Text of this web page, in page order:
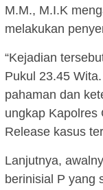
M.M., M.I.K
melakukan
“Kejadian
Pukul 23.45
pahaman dan
ungkap Kapolres
Release kasus
Lanjutnya,
berinisial P yang